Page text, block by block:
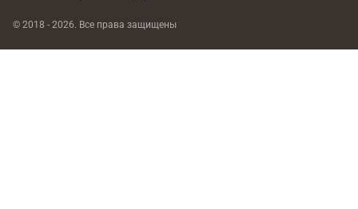
© 2018 - 2026. Все права защищены